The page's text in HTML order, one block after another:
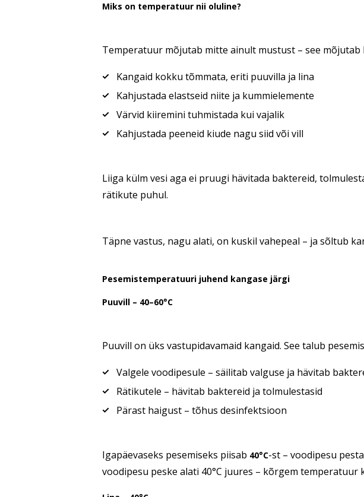
Miks on temperatuur nii oluline?
Temperatuur mõjutab mitte ainult mustust – see mõjutab
Kangaid kokku tõmmata, eriti puuvilla ja lina
Kahjustada elastseid niite ja kummielemente
Värvid kiiremini tuhmistada kui vajalik
Kahjustada peeneid kiude nagu siid või vill
Liiga külm vesi aga ei pruugi hävitada baktereid,
rätikute puhul.
Täpne vastus, nagu alati, on kuskil vahepeal – ja sõltub
Pesemistemperatuuri juhend kangase järgi
Puuvill – 40–60°C
Puuvill on üks vastupidavamaid kangaid. See talub
Valgele voodipesule – säilitab valguse ja hävitab
Rätikutele – hävitab baktereid ja tolmulestasid
Pärast haigust – tõhus desinfektsioon
Igapäevaseks pesemiseks piisab 40°C-st – voodipesu
voodipesu peske alati 40°C juures – kõrgem temperatuur